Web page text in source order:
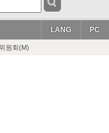
PC
LANG
원회(M)